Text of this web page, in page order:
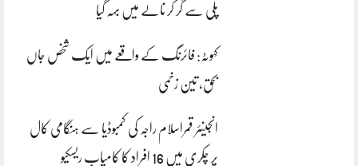
پلی سے گر کر نالے میں بہہ گیا
کہوٹہ: فائرنگ کے واقعے میں ایک شخص جاں
بحق، تین زخمی
انجینئر قمراسلام راجہ کی کمبوڈیا سے ہنگامی کال
پر چکری میں 16 افراد کا کامیاب ریسکیو